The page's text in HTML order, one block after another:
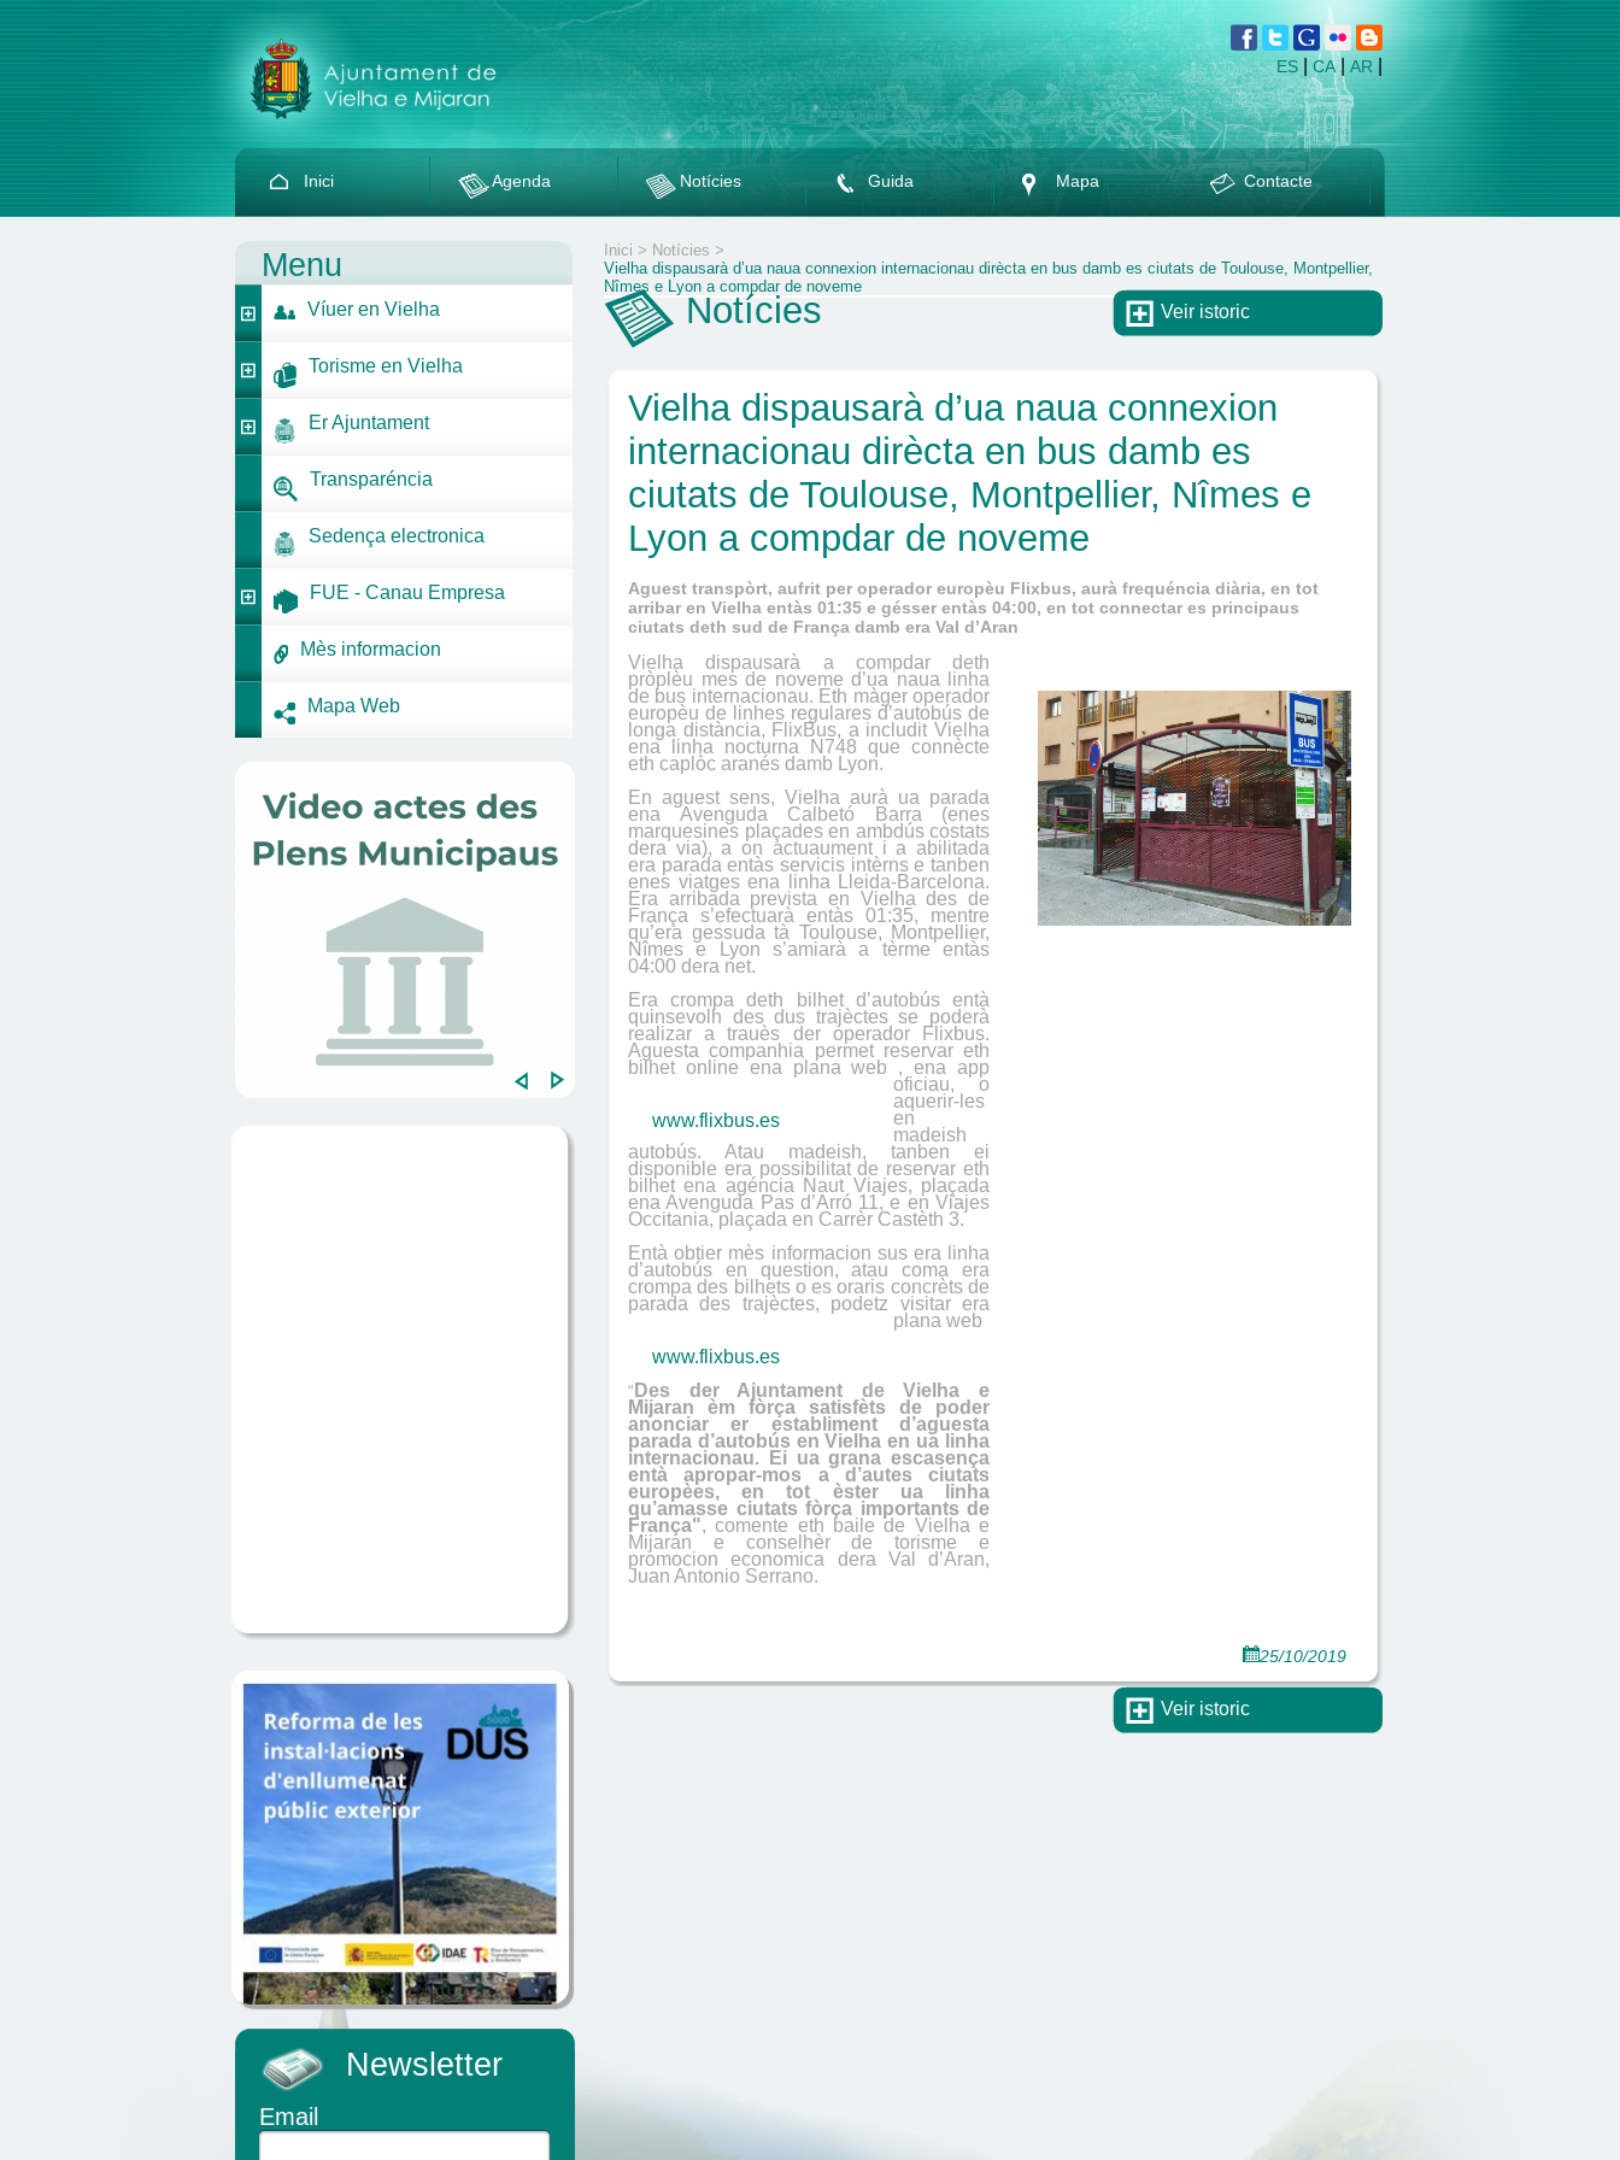
ES CA | AR
Inici Agenda Notícies Guida Mapa Contacte
Menu
Víuer en Vielha
Torisme en Vielha
Er Ajuntament
Transparéncia
Sedença electronica
FUE - Canau Empresa
Mès informacion
Mapa Web
Newsletter
Email
Inici > Notícies >
Vielha dispausarà d’ua naua connexion internacionau dirècta en bus damb es ciutats de Toulouse, Montpellier,
Nîmes e Lyon a compdar de noveme
Notícies Veir istoric
Vielha dispausarà d’ua naua connexion
internacionau dirècta en bus damb es
ciutats de Toulouse, Montpellier, Nîmes e
Lyon a compdar de noveme
Aguest transpòrt, aufrit per operador europèu Flixbus, aurà frequéncia diària, en tot
arribar en Vielha entàs 01:35 e gésser entàs 04:00, en tot connectar es principaus
ciutats deth sud de França damb era Val d’Aran
Vielha dispausarà a compdar deth
pròplèu mes de noveme d’ua naua linha
de bus internacionau. Eth màger operador
europèu de linhes regulares d’autobús de
longa distància, FlixBus, a includit Vielha
ena linha nocturna N748 que connècte
eth caplòc aranés damb Lyon.
En aguest sens, Vielha aurà ua parada
ena Avenguda Calbetó Barra (enes
marquesines plaçades en ambdús costats
dera via), a on actuaument i a abilitada
era parada entàs servicis intèrns e tanben
enes viatges ena linha Lleida-Barcelona.
Era arribada prevista en Vielha des de
França s’efectuarà entàs 01:35, mentre
qu’era gessuda tà Toulouse, Montpellier,
Nîmes e Lyon s’amiarà a tèrme entàs
04:00 dera net.
Era crompa deth bilhet d’autobús entà
quinsevolh des dus trajèctes se poderà
realizar a trauès der operador Flixbus.
Aguesta companhia permet reservar eth
bilhet online ena plana web
www.flixbus.es
, ena app
oficiau, o
aquerir-les
en
madeish
autobús. Atau madeish, tanben ei
disponible era possibilitat de reservar eth
bilhet ena agéncia Naut Viajes, plaçada
ena Avenguda Pas d’Arró 11, e en Viajes
Occitania, plaçada en Carrèr Castèth 3.
Entà obtier mès informacion sus era linha
d’autobús en question, atau coma era
crompa des bilhets o es oraris concrèts de
parada des trajèctes, podetz visitar era
plana web
www.flixbus.es
“ Des der Ajuntament de Vielha e
Mijaran èm fòrça satisfèts de poder
anonciar er establiment d’aguesta
parada d’autobús en Vielha en ua linha
internacionau. Ei ua grana escasença
entàapropar-mos a d’autes ciutats
europèes, en tot èster ua linha
qu’amasse ciutats fòrça importants de
França", comente eth baile de Vielha e
Mijaran e conselhèr de torisme e
promocion economica dera Val d’Aran,
Juan Antonio Serrano.
25/10/2019
Veir istoric